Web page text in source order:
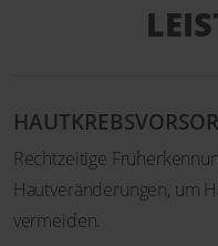
Rechtzeitige
Hautveränderungen, um
vermeiden.